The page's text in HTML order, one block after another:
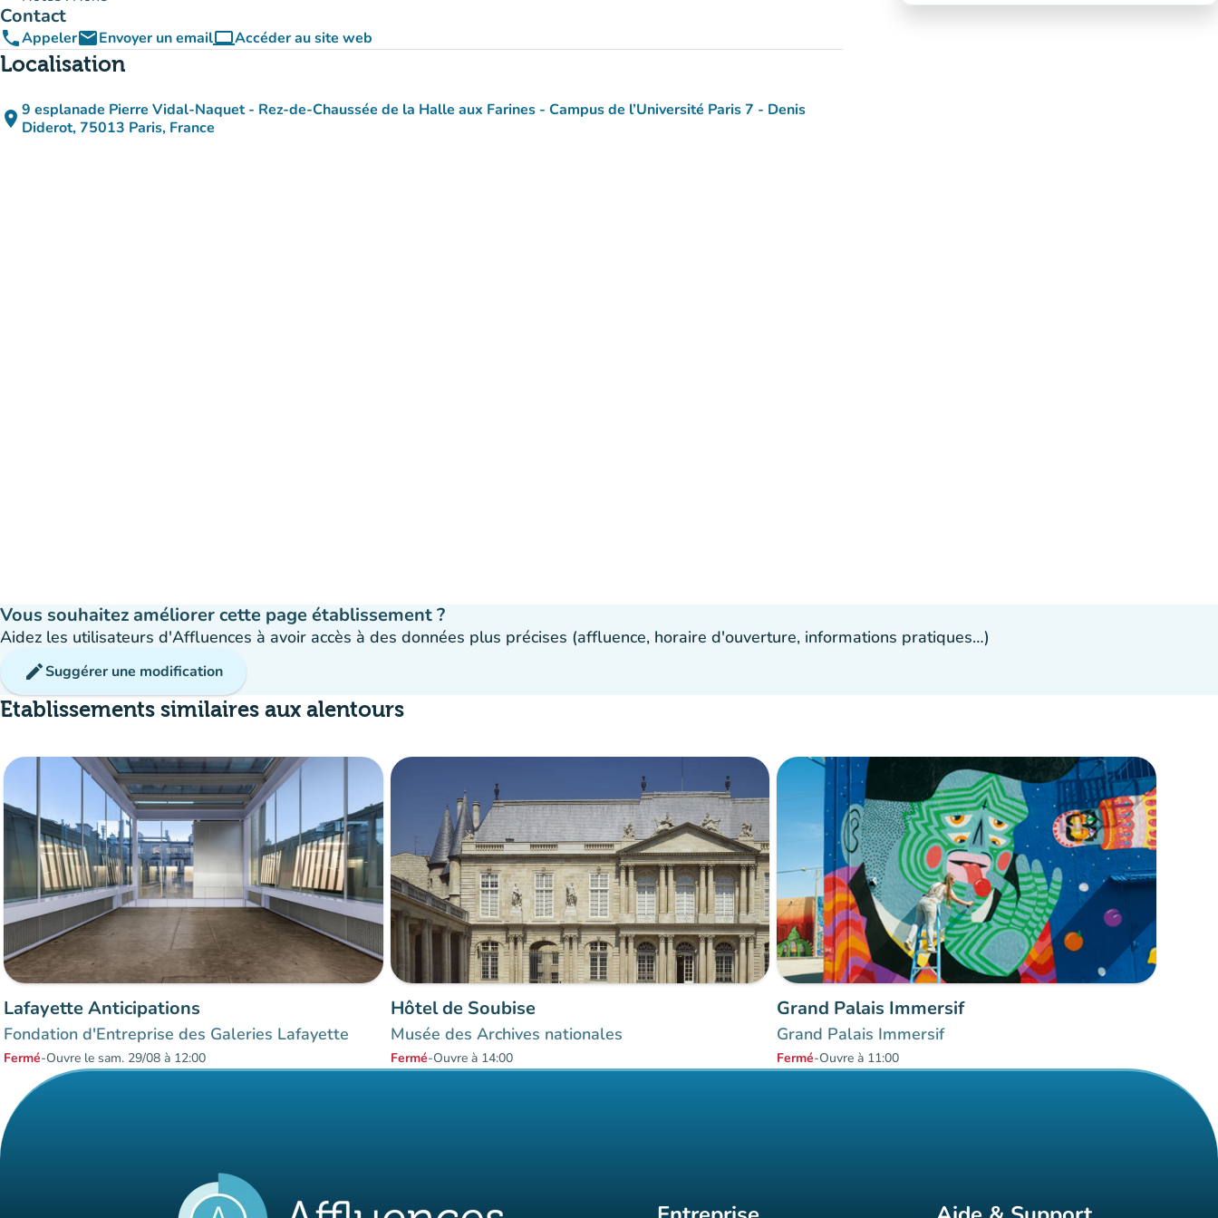
Contact
phoneAppeleremailEnvoyer un emailcomputerAccéder au site web
(nouvel onglet)
Localisation
place 9 esplanade Pierre Vidal-Naquet - Rez-de-Chaussée de la Halle aux Farines - Campus de l’Université Paris 7 - Denis
Diderot, 75013 Paris, France
Vous souhaitez améliorer cette page établissement ?
Aidez les utilisateurs d'Affluences à avoir accès à des données plus précises (affluence, horaire d'ouverture, informations pratiques…)
editSuggérer une modification
Etablissements similaires aux alentours
Lafayette Anticipations
Fondation d'Entreprise des Galeries Lafayette
Fermé-Ouvre le sam. 29/08 à 12:00
Hôtel de Soubise
Musée des Archives nationales
Fermé-Ouvre à 14:00
Grand Palais Immersif
Grand Palais Immersif
Fermé-Ouvre à 11:00
Éléments 1 à 3 sur 3